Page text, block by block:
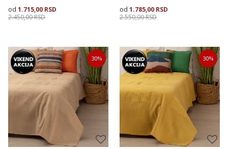
1.715,00 RSD
2.450,00RSD
Veličina
150X225200X250
Dodaj u korpu
1.785,00 RSD
2.550,00RSD
Veličina
150X225200X250
Dodaj u korpu
30% 30%